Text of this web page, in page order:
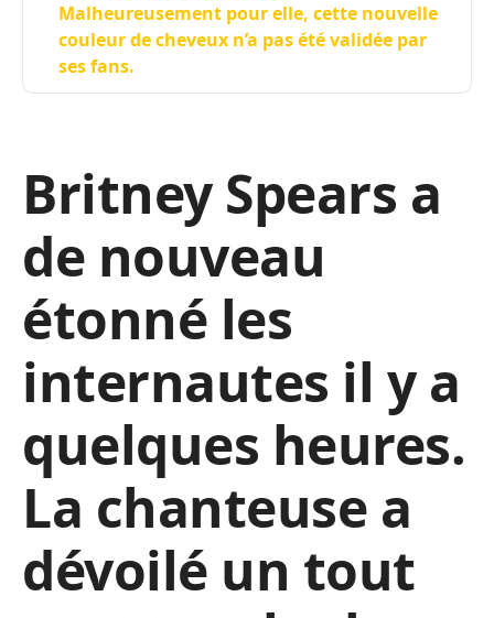
Malheureusement pour elle, cette nouvelle
couleur de cheveux n’a pas été validée par
ses fans.
Britney Spears a
de nouveau
étonné les
internautes il y a
quelques heures.
La chanteuse a
dévoilé un tout